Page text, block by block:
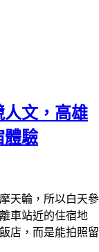
人文，高雄
體驗
天輪，所以白天參
車站近的住宿地
店，而是能拍照留